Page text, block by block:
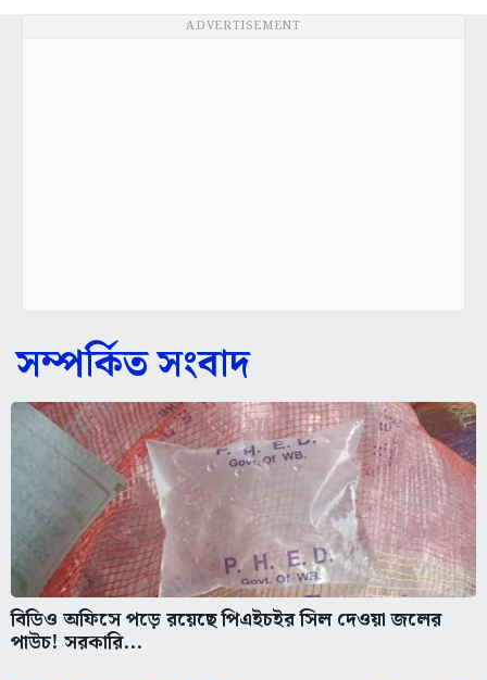
ADVERTISEMENT
সম্পর্কিত সংবাদ
বিডিও অফিসে পড়ে রয়েছে পিএইচইর সিল দেওয়া জলের
পাউচ! সরকারি...